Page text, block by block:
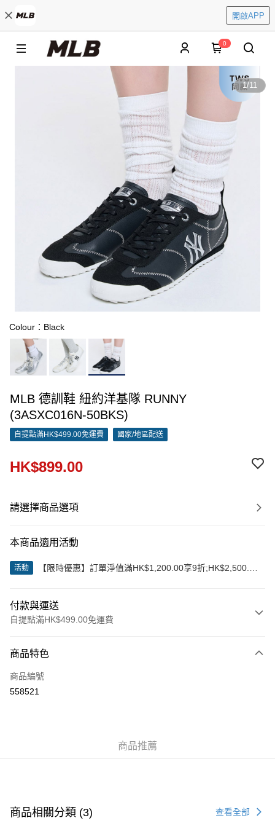
開啟APP
0
1/11
Colour：Black
MLB 德訓鞋 紐約洋基隊 RUNNY
(3ASXC016N-50BKS)
自提點滿HK$499.00免運費 國家/地區配送
HK$899.00
請選擇商品選項
本商品適用活動
活動
【限時優惠】訂單淨值滿HK$1,200.00享9折;HK$2,500.00
付款與運送
自提點滿HK$499.00免運費
信用卡
Apple Pay
每筆HK$50.00，滿HK$499.00或以上免運費
商品特色
商品編號
558521
商品推薦
商品相關分類 (3) 查看全部